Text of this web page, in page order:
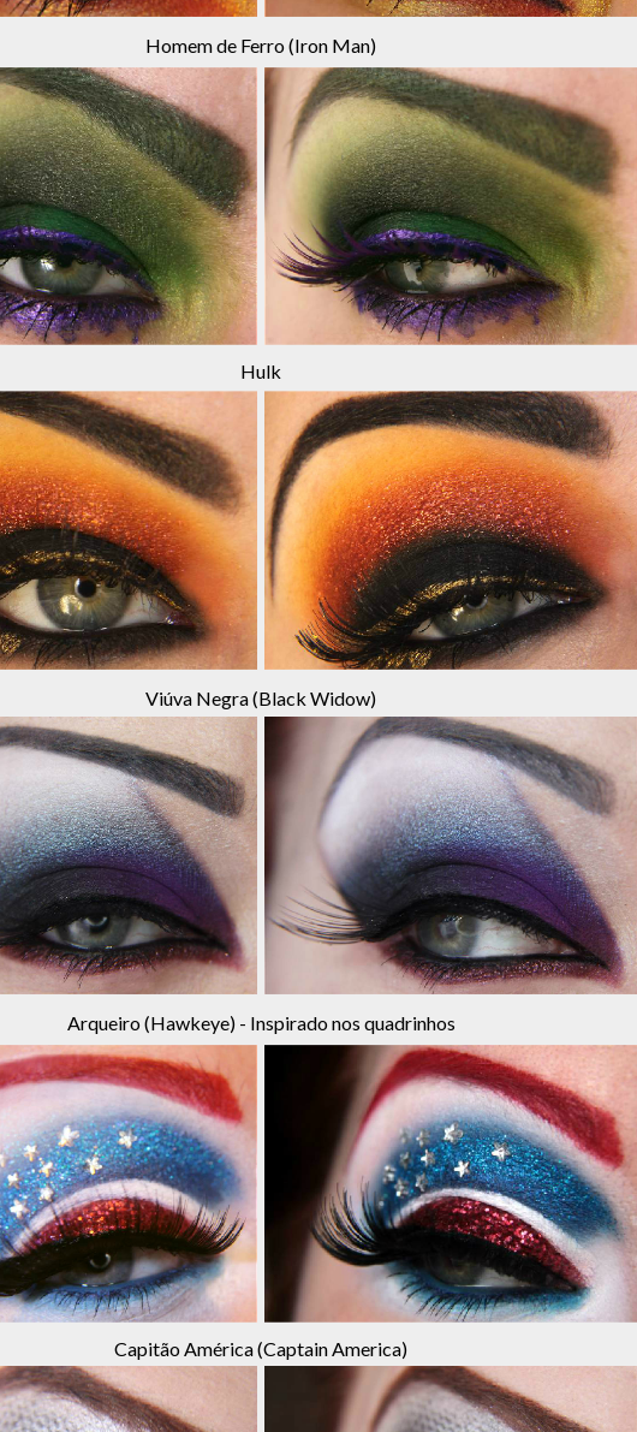
Homem de Ferro (Iron Man)
Hulk
Viúva Negra (Black Widow)
Arqueiro (Hawkeye) - Inspirado nos quadrinhos
Capitão América (Captain America)